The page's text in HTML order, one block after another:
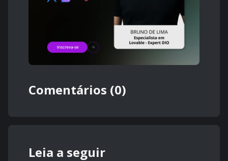
Comentários (0)
Leia a seguir